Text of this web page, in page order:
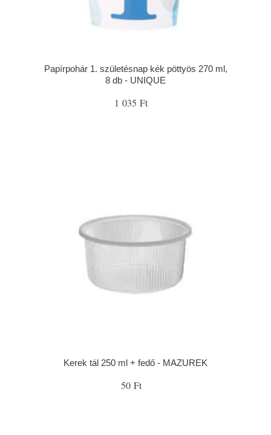
Papírpohár 1. születésnap kék pöttyös 270 ml,
8 db - UNIQUE
1 035 Ft
Kerek tál 250 ml + fedő - MAZUREK
50 Ft